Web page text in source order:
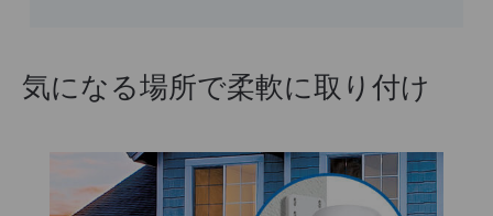
気になる場所で柔軟に取り付け